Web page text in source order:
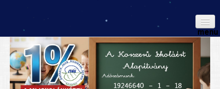
HÍREINK
ISKOLÁNK
Igazgatói köszöntő